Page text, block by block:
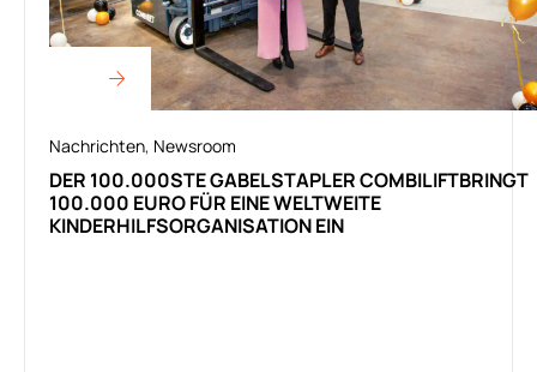
Nachrichten, Newsroom
DER 100.000STE GABELSTAPLER COMBILIFTBRINGT
100.000 EURO FÜR EINE WELTWEITE
KINDERHILFSORGANISATION EIN